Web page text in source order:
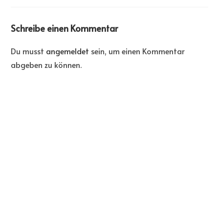
Schreibe einen Kommentar
Du musst angemeldet sein, um einen Kommentar
abgeben zu können.